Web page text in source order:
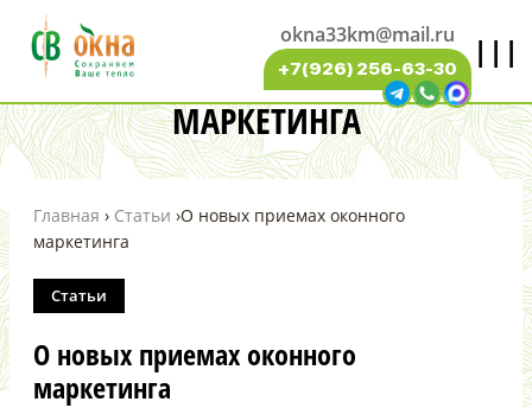
|||
okna33km@mail.ru
+7(926) 256-63-30
О НОВЫХ ПРИЕМАХ ОКОННОГО
МАРКЕТИНГА
Главная › Статьи ›О новых приемах оконного
маркетинга
Статьи
О новых приемах оконного
маркетинга